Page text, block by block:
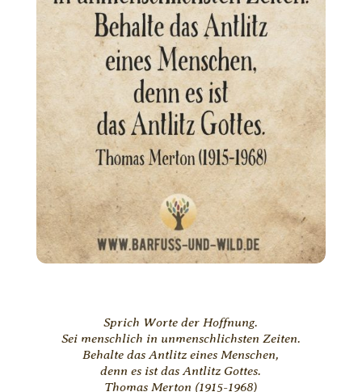
Sprich Worte der Hoffnung.
Sei menschlich in unmenschlichsten Zeiten.
Behalte das Antlitz eines Menschen,
denn es ist das Antlitz Gottes.
Thomas Merton (1915-1968)